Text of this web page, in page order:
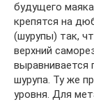
будущего
крепятся на
(шурупы) так,
верхний
выравнивается
шурупа. Ту же
уровня. Для